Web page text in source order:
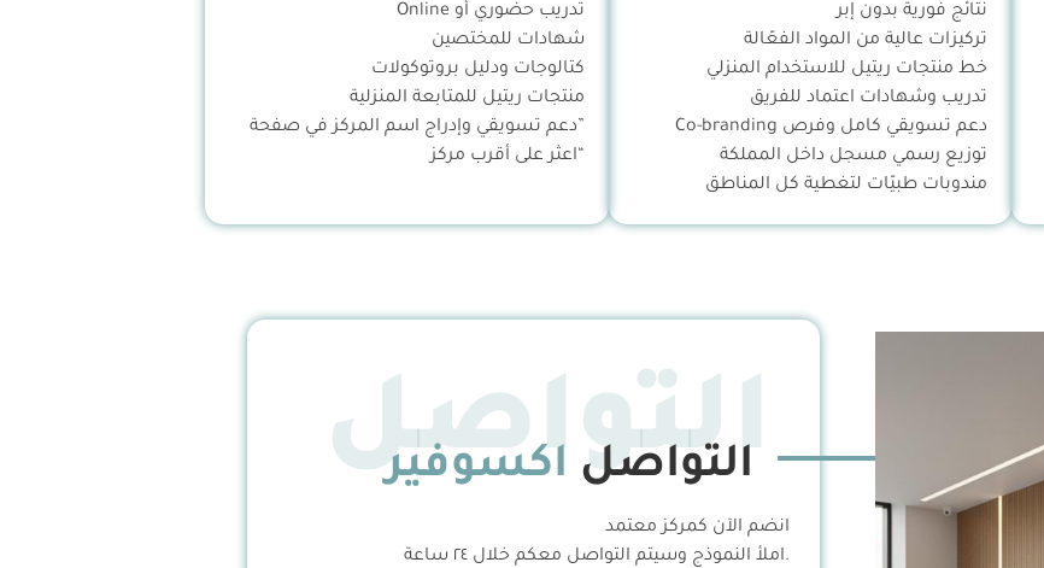
نتائج فورية بدون إبر
تركيزات عالية من المواد الفعّالة
خط منتجات ريتيل للاستخدام المنزلي
تدريب وشهادات اعتماد للفريق
دعم تسويقي كامل وفرص Co-branding
توزيع رسمي مسجل داخل المملكة
مندوبات طبيّات لتغطية كل المناطق
تدريب حضوري أو Online
شهادات للمختصين
كتالوجات ودليل بروتوكولات
منتجات ريتيل للمتابعة المنزلية
”دعم تسويقي وإدراج اسم المركز في صفحة
“اعثر على أقرب مركز
التواصل
التواصل اكسوفير
انضم الآن كمركز معتمد
.املأ النموذج وسيتم التواصل معكم خلال ٢٤ ساعة